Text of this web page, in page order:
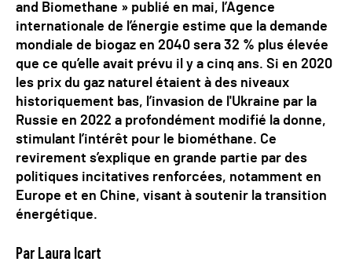
and Biomethane » publié en mai, l’Agence
internationale de l’énergie estime que la demande
mondiale de biogaz en 2040 sera 32 % plus élevée
que ce qu’elle avait prévu il y a cinq ans. Si en 2020
les prix du gaz naturel étaient à des niveaux
historiquement bas, l’invasion de l'Ukraine par la
Russie en 2022 a profondément modifié la donne,
stimulant l’intérêt pour le biométhane. Ce
revirement s’explique en grande partie par des
politiques incitatives renforcées, notamment en
Europe et en Chine, visant à soutenir la transition
énergétique.
Par Laura Icart